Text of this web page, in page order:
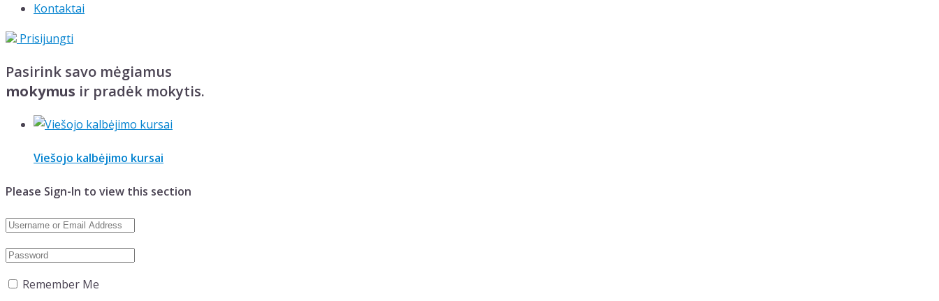
Kontaktai
Prisijungti
Pasirink savo mėgiamus
mokymus ir pradėk mokytis.
Viešojo kalbėjimo kursai
Please Sign-In to view this section
Remember Me